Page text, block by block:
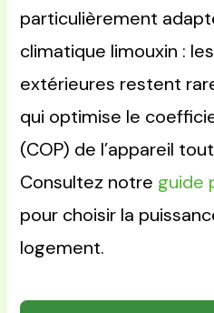
particulièrement
climatique limouxin :
extérieures restent
qui optimise le
(COP) de l’appareil
Consultez notre guide
pour choisir la
logement.